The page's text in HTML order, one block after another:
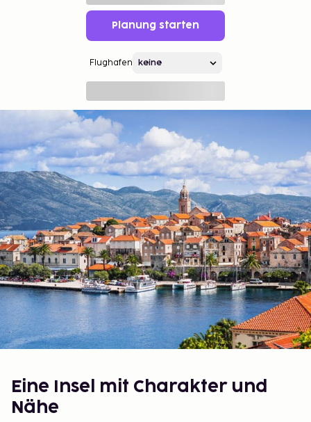
Planung starten
Flughafen
Eine Insel mit Charakter und
Nähe